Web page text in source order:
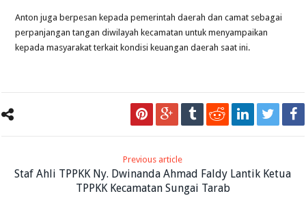
Anton juga berpesan kepada pemerintah daerah dan camat sebagai
perpanjangan tangan diwilayah kecamatan untuk menyampaikan
kepada masyarakat terkait kondisi keuangan daerah saat ini.
Previous article
Staf Ahli TPPKK Ny. Dwinanda Ahmad Faldy Lantik Ketua
TPPKK Kecamatan Sungai Tarab